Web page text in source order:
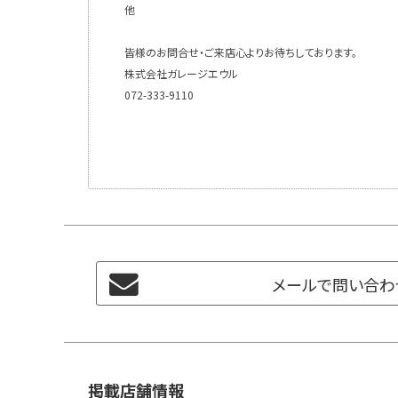
他
皆様のお問合せ・ご来店心よりお待ちしております。
株式会社ガレージエウル
072-333-9110
メールで問い合
掲載店舗情報